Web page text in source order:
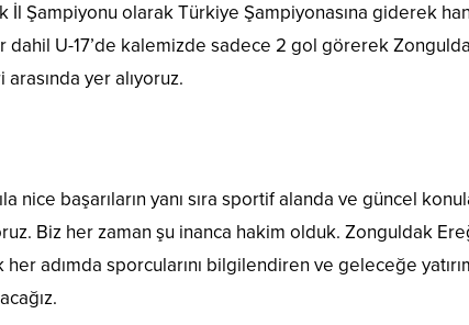
Şampiyonu olarak Türkiye Şampiyonasına giderek
dahil U-17’de kalemizde sadece 2 gol görerek
yer alıyoruz.
nice başarıların yanı sıra sportif alanda ve güncel
Biz her zaman şu inanca hakim olduk. Zonguldak
adımda sporcularını bilgilendiren ve geleceğe